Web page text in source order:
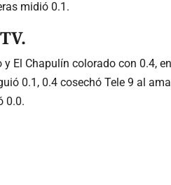
midió 0.1.
El Chapulín colorado con 0.4,
0.1, 0.4 cosechó Tele 9 al
0.0.